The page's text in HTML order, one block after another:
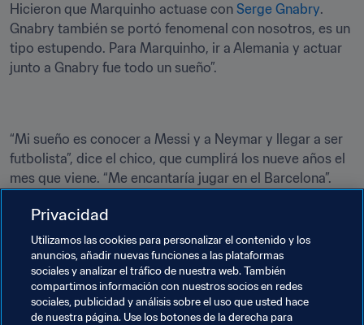
Hicieron que Marquinho actuase con Serge Gnabry.
Gnabry también se portó fenomenal con nosotros, es un
tipo estupendo. Para Marquinho, ir a Alemania y actuar
junto a Gnabry fue todo un sueño”.
“Mi sueño es conocer a Messi y a Neymar y llegar a ser
futbolista”, dice el chico, que cumplirá los nueve años el
mes que viene. “Me encantaría jugar en el Barcelona”.
“Ya he coincidido con Falcão, fue muy simpático”, afirma.
“Nunca me he sentido intimidado por jugar contra niños
más grandes que yo”, señala. “Messi lo hace”.
Privacidad
Utilizamos las cookies para personalizar el contenido y los
anuncios, añadir nuevas funciones a las plataformas
sociales y analizar el tráfico de nuestra web. También
compartimos información con nuestros socios en redes
sociales, publicidad y análisis sobre el uso que usted hace
de nuestra página. Use los botones de la derecha para